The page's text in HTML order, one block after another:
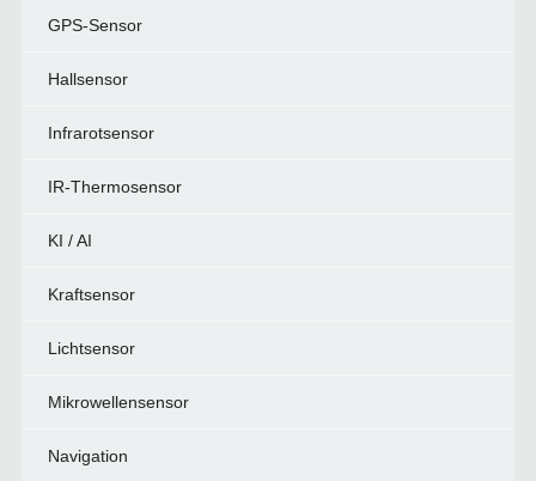
GPS-Sensor
Hallsensor
Infrarotsensor
IR-Thermosensor
KI / AI
Kraftsensor
Lichtsensor
Mikrowellensensor
Navigation